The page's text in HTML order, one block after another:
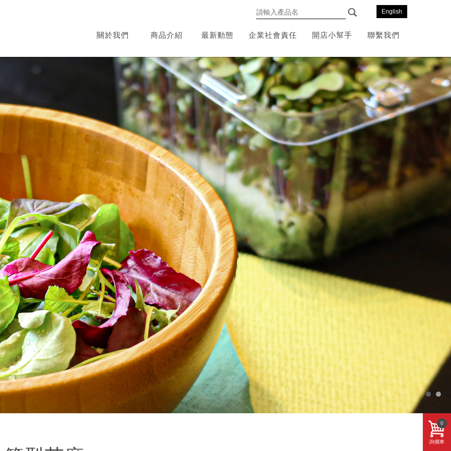
關於我們 商品介紹 最新動態 企業社會責任 開店小幫手 聯繫我們
English
詢價車
0